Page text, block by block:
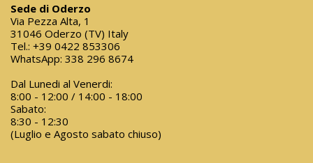
Sede di Oderzo
Via Pezza Alta, 1
31046 Oderzo (TV) Italy
Tel.: +39 0422 853306
WhatsApp: 338 296 8674
Dal Lunedi al Venerdi:
8:00 - 12:00 / 14:00 - 18:00
Sabato:
8:30 - 12:30
(Luglio e Agosto sabato chiuso)